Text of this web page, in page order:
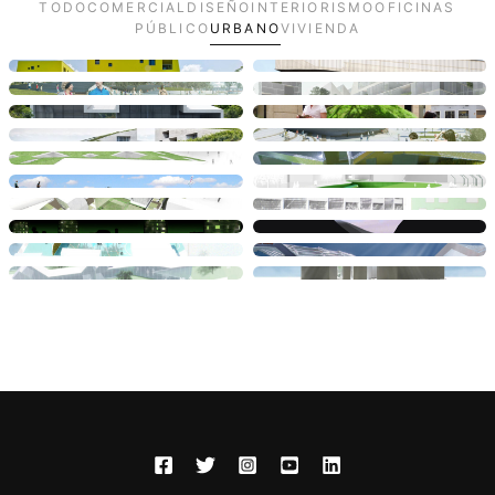
TODOCOMERCIAL DISEÑO INTERIORISMOOFICINAS
PÚBLICO URBANOVIVIENDA